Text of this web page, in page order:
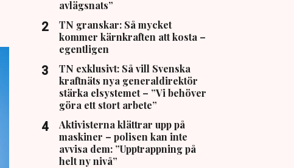
avlägsnats”
TN granskar: Så mycket
kommer kärnkraften att kosta –
egentligen
TN exklusivt: Så vill Svenska
kraftnäts nya generaldirektör
stärka elsystemet – ”Vi behöver
göra ett stort arbete”
Aktivisterna klättrar upp på
maskiner – polisen kan inte
avvisa dem: ”Upptrappning på
helt ny nivå”